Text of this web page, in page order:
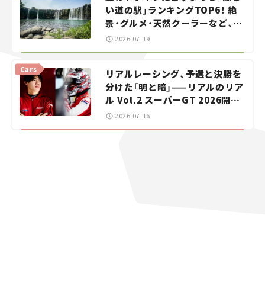
い道の駅」ランキングTOP6！ 絶
景・グルメ・天然クーラーなど、避
暑におすすめのスポットを紹介
2026.07.19
リアルレーシング、予選と決勝を
分けた「明と暗」——リアルのリア
ル Vol.2 スーパーGT 2026開幕
戦 岡山国際サーキット
Cars
2026.07.16